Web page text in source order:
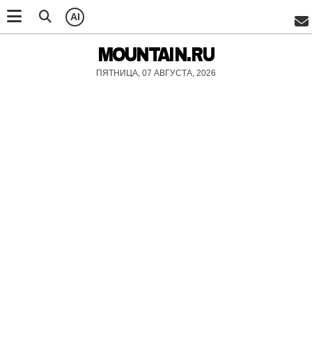
AI
MOUNTAIN.RU
ПЯТНИЦА, 07 АВГУСТА, 2026